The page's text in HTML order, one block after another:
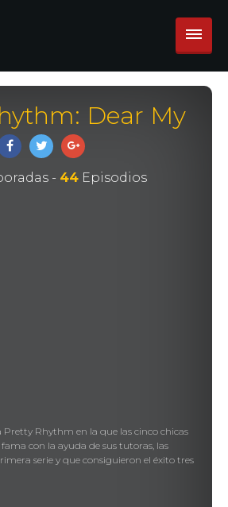
Dear My
- 44Episodios
Pretty Rhythm en la que las cinco chicas
con la ayuda de sus tutoras, las
serie y que consiguieron el éxito tres